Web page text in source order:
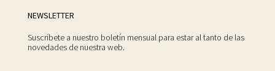
NEWSLETTER
Suscríbete a nuestro boletín mensual para estar al tanto de las
novedades de nuestra web.